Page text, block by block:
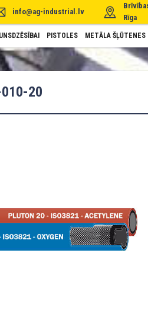
info@ag-industrial.lv
Rīga
PISTOLES METĀLA ŠĻŪTENES
010-20